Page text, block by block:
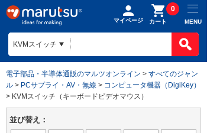
マイページ カート
0
MENU
電子部品・半導体通販のマルツオンライン > すべてのジャン
ル > PCサプライ・AV・無線 > コンピュータ機器（DigiKey）
> KVMスイッチ（キーボードビデオマウス）
並び替え：